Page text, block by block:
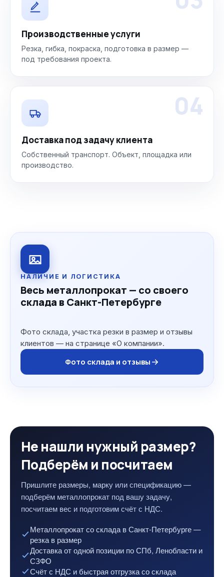
Производственные услуги
Резка, гибка, покраска, подготовка в размер —
под требования проекта.
04
Доставка под задачу клиента
Собственный транспорт. Объект, площадка или
производство.
НАЛИЧИЕ И ЛОГИСТИКА
Весь металлопрокат — со своего
склада в Санкт-Петербурге
Фото склада, участка резки в размер и отзывы
клиентов — на странице «О компании».
Фото склада и отзывы
Не нашли нужный размер?
Подберём и посчитаем
Пришлите размеры, марку или спецификацию —
подберём металлопрокат под вашу задачу,
посчитаем вес и подготовим счёт с НДС.
Металлопрокат со склада в Санкт-Петербурге —
резка в размер
Доставка от одной позиции по СПб, Ленобласти и
СЗФО
Счёт с НДС и быстрая отгрузка со склада